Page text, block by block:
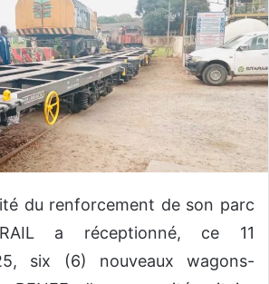
du renforcement de son parc
a réceptionné, ce 11
six (6) nouveaux wagons-